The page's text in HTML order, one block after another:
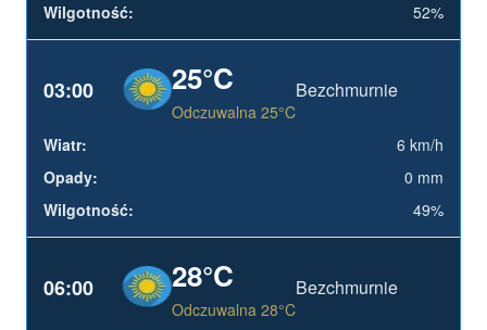
52%
03:00 25°C
Odczuwalna 25°C
Bezchmurnie
6 km/h
0 mm
49%
06:00 28°C
Odczuwalna 28°C
Bezchmurnie